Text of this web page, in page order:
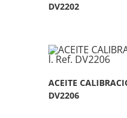
DV2202
ACEITE
DV2206